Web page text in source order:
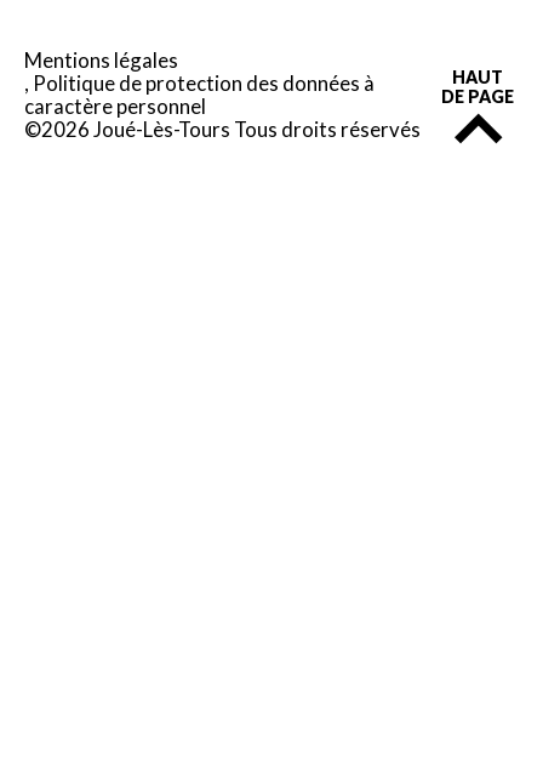
Mentions légales
Politique de protection des données à
caractère personnel
©2026 Joué-Lès-Tours Tous droits réservés
HAUT
DE PAGE